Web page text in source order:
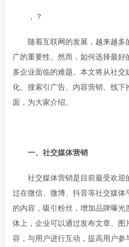
，？
随着互联网的发展，越来越多
广的重要性。然而，如何选择最
多企业面临的难题。本文将从社
化、搜索引广告、内容营销、线下
面，为大家介绍。
一、社交媒体营销
社交媒体营销是目前最受欢迎
过在微信、微博、抖音等社交媒体
的内容，吸引粉丝，增加品牌曝
体上，企业可以通过发布文章、图
容，与用户进行互动，提高用户参